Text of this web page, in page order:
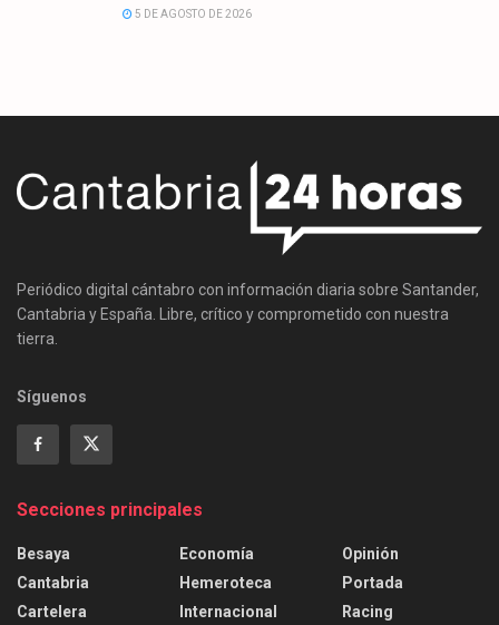
5 DE AGOSTO DE 2026
Periódico digital cántabro con información diaria sobre Santander,
Cantabria y España. Libre, crítico y comprometido con nuestra
tierra.
Síguenos
Secciones principales
Besaya
Cantabria
Cartelera
Economía
Hemeroteca
Internacional
Opinión
Portada
Racing